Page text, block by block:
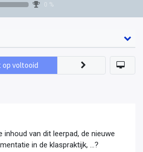
0 %
op voltooid
inhoud van dit leerpad, de nieuwe
in de klaspraktijk, ...?